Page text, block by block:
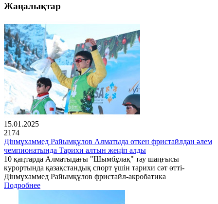
Жаңалықтар
15.01.2025
2174
Дінмұхаммед Райымқұлов Алматыда өткен фристайлдан әлем
чемпионатында Тарихи алтын жеңіп алды
10 қаңтарда Алматыдағы "Шымбұлақ" тау шаңғысы
курортында қазақстандық спорт үшін тарихи сәт өтті-
Дінмұхаммед Райымқұлов фристайл-акробатика
Подробнее